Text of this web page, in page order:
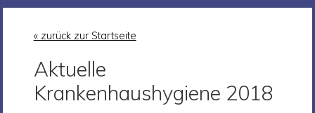
« zurück zur Startseite
Aktuelle
Krankenhaushygiene 2018